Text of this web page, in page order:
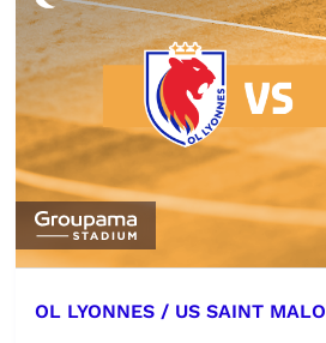
OL LYONNES / US SAINT MALO